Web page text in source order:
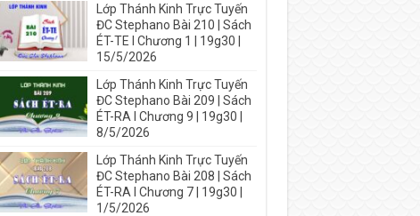
Lớp Thánh Kinh Trực Tuyến
ĐC Stephano Bài 210 | Sách
ÉT-TE I Chương 1 | 19g30 |
15/5/2026
Lớp Thánh Kinh Trực Tuyến
ĐC Stephano Bài 209 | Sách
ÉT-RA I Chương 9 | 19g30 |
8/5/2026
Lớp Thánh Kinh Trực Tuyến
ĐC Stephano Bài 208 | Sách
ÉT-RA I Chương 7 | 19g30 |
1/5/2026